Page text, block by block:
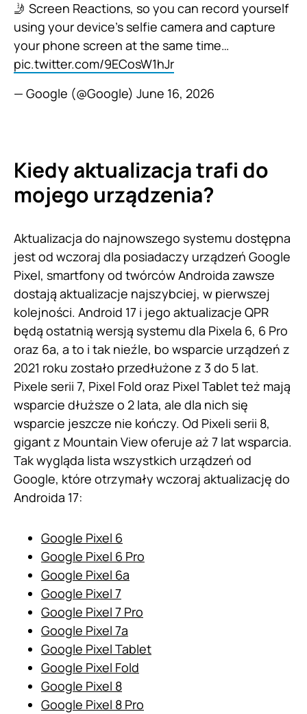
🤳 Screen Reactions, so you can record yourself
using your device’s selfie camera and capture
your phone screen at the same time…
pic.twitter.com/9ECosW1hJr
— Google (@Google) June 16, 2026
Kiedy aktualizacja trafi do
mojego urządzenia?
Aktualizacja do najnowszego systemu dostępna
jest od wczoraj dla posiadaczy urządzeń Google
Pixel, smartfony od twórców Androida zawsze
dostają aktualizacje najszybciej, w pierwszej
kolejności. Android 17 i jego aktualizacje QPR
będą ostatnią wersją systemu dla Pixela 6, 6 Pro
oraz 6a, a to i tak nieźle, bo wsparcie urządzeń z
2021 roku zostało przedłużone z 3 do 5 lat.
Pixele serii 7, Pixel Fold oraz Pixel Tablet też mają
wsparcie dłuższe o 2 lata, ale dla nich się
wsparcie jeszcze nie kończy. Od Pixeli serii 8,
gigant z Mountain View oferuje aż 7 lat wsparcia.
Tak wygląda lista wszystkich urządzeń od
Google, które otrzymały wczoraj aktualizację do
Androida 17:
Google Pixel 6
Google Pixel 6 Pro
Google Pixel 6a
Google Pixel 7
Google Pixel 7 Pro
Google Pixel 7a
Google Pixel Tablet
Google Pixel Fold
Google Pixel 8
Google Pixel 8 Pro